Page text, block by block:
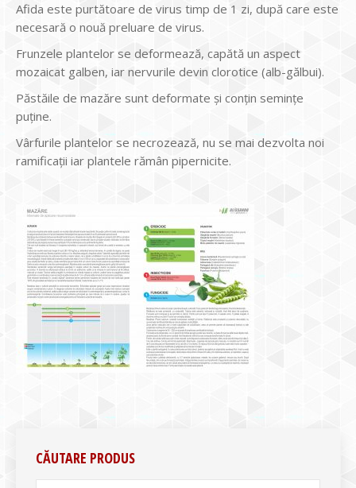
Afida este purtătoare de virus timp de 1 zi, după care este
necesară o nouă preluare de virus.
Frunzele plantelor se deformează, capătă un aspect
mozaicat galben, iar nervurile devin clorotice (alb-gălbui).
Păstăile de mazăre sunt deformate și conțin semințe
puține.
Vârfurile plantelor se necrozează, nu se mai dezvolta noi
ramificații iar plantele rămân pipernicite.
CĂUTARE PRODUS